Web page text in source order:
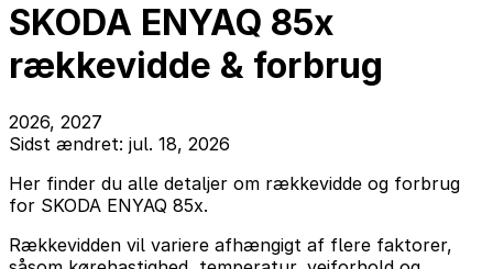
SKODA ENYAQ 85x
rækkevidde & forbrug
2026, 2027
Sidst ændret: jul. 18, 2026
Her finder du alle detaljer om rækkevidde og forbrug
for SKODA ENYAQ 85x.
Rækkevidden vil variere afhængigt af flere faktorer,